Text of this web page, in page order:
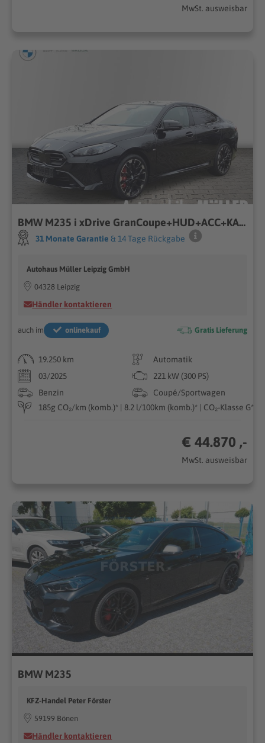
MwSt. ausweisbar
BMW M235 i xDrive GranCoupe+HUD+ACC+KAMERA+AHK+DAB+
31 Monate Garantie & 14 Tage Rückgabe
Autohaus Müller Leipzig GmbH
04328 Leipzig
Händler kontaktieren
auch im onlinekauf Gratis Lieferung
19.250 km
Automatik
03/2025
221 kW (300 PS)
Benzin
Coupé/Sportwagen
185g CO₂/km (komb.)* | 8.2 l/100km (komb.)* | CO₂-Klasse G*
€ 44.870 ,-
MwSt. ausweisbar
BMW M235
KFZ-Handel Peter Förster
59199 Bönen
Händler kontaktieren